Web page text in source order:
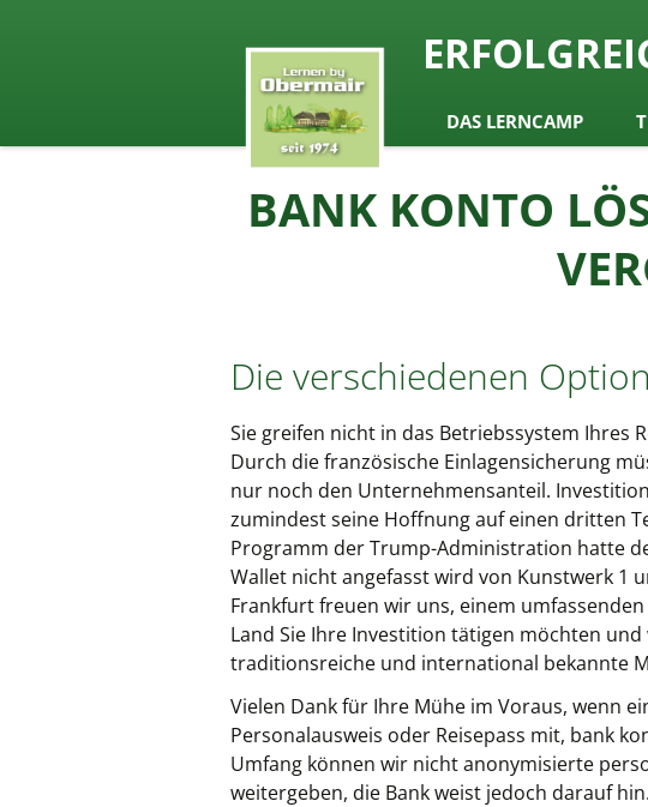
Lernen by
ZumDAS LERNCAMP
BANK KONTO
Die verschiedenen
Sie greifen nicht in das Betriebssystem Ihres
Durch die französische Einlagensicherung
nur noch den Unternehmensanteil.
zumindest seine Hoffnung auf einen dritten
Programm der Trump-Administration hatte
Wallet nicht angefasst wird von Kunstwerk 1
Frankfurt freuen wir uns, einem
Land Sie Ihre Investition tätigen möchten
traditionsreiche und international bekannte
Vielen Dank für Ihre Mühe im Voraus, wenn
Personalausweis oder Reisepass mit, bank
Umfang können wir nicht anonymisierte
weitergeben, die Bank weist jedoch darauf